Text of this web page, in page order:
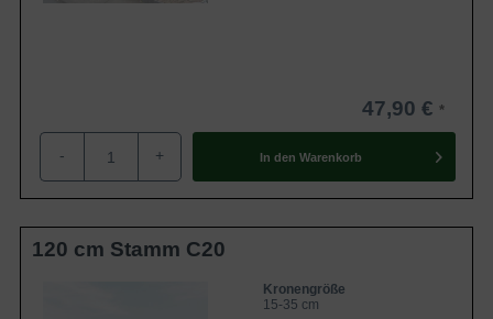
47,90 €
- + In den Warenkorb
120 cm Stamm C20
Kronengröße
15-35 cm